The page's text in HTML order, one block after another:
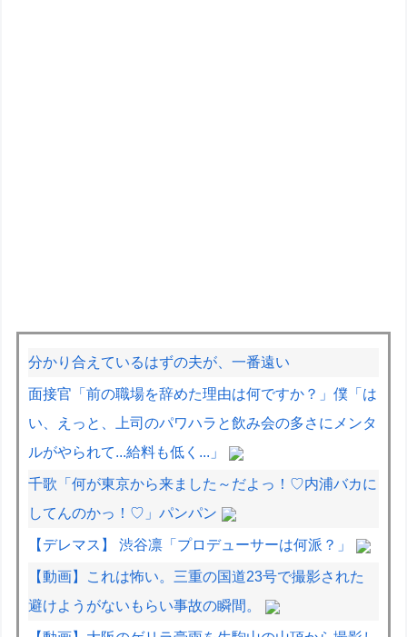
分かり合えているはずの夫が、一番遠い
面接官「前の職場を辞めた理由は何ですか？」僕「は
い、えっと、上司のパワハラと飲み会の多さにメンタ
ルがやられて...給料も低く...」
千歌「何が東京から来ました～だよっ！♡内浦バカに
してんのかっ！♡」パンパン
【デレマス】 渋谷凛「プロデューサーは何派？」
【動画】これは怖い。三重の国道23号で撮影された
避けようがないもらい事故の瞬間。